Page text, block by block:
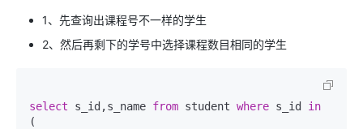
1、先查询出课程号不一样的学生
2、然后再剩下的学号中选择课程数目相同的学生
select s_id,s_name from student where s_id in